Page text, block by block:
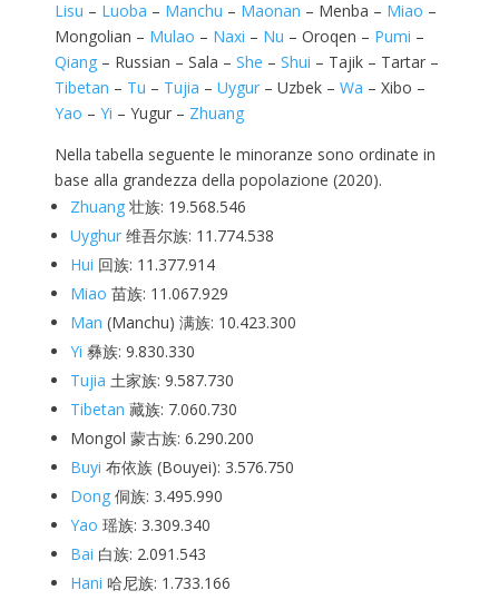
Lisu – Luoba – Manchu – Maonan – Menba – Miao –
Mongolian – Mulao – Naxi – Nu – Oroqen – Pumi –
Qiang– Russian – Sala – She – Shui – Tajik – Tartar –
Tibetan – Tu – Tujia – Uygur– Uzbek – Wa – Xibo –
Yao – Yi – Yugur – Zhuang
Nella tabella seguente le minoranze sono ordinate in
base alla grandezza della popolazione (2020).
Zhuang壮族: 19.568.546
Uyghur维吾尔族: 11.774.538
Hui 回族: 11.377.914
Miao 苗族: 11.067.929
Man (Manchu) 满族: 10.423.300
Yi 彝族: 9.830.330
Tujia 土家族: 9.587.730
Tibetan 藏族: 7.060.730
Mongol 蒙古族: 6.290.200
Buyi 布依族 (Bouyei): 3.576.750
Dong侗族: 3.495.990
Yao 瑶族: 3.309.340
Bai 白族: 2.091.543
Hani 哈尼族: 1.733.166